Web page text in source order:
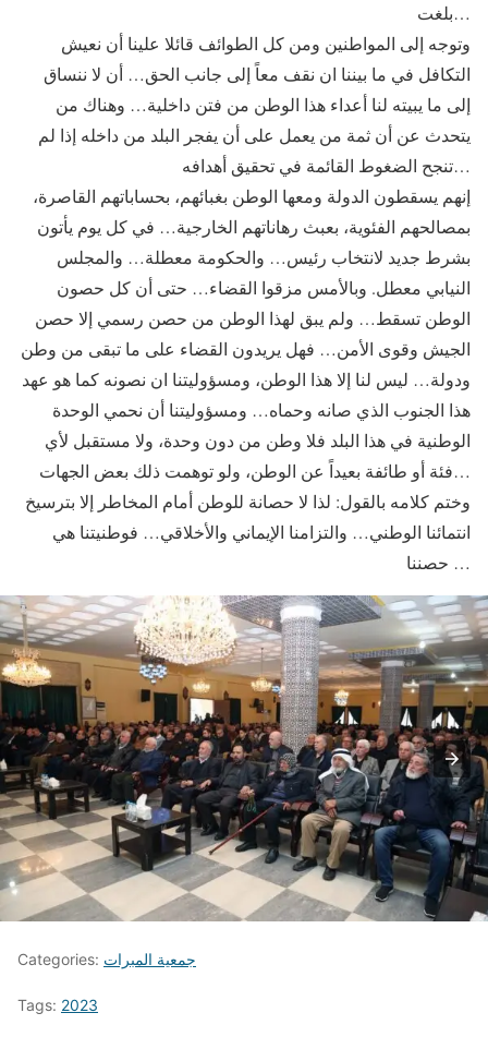
بلغت…
وتوجه إلى المواطنين ومن كل الطوائف قائلا علينا أن نعيش
التكافل في ما بيننا ان نقف معاً إلى جانب الحق… أن لا ننساق
إلى ما يبيته لنا أعداء هذا الوطن من فتن داخلية… وهناك من
يتحدث عن أن ثمة من يعمل على أن يفجر البلد من داخله إذا لم
تنجح الضغوط القائمة في تحقيق أهدافه…
إنهم يسقطون الدولة ومعها الوطن بغبائهم، بحساباتهم القاصرة،
بمصالحهم الفئوية، بعبث رهاناتهم الخارجية… في كل يوم يأتون
بشرط جديد لانتخاب رئيس… والحكومة معطلة… والمجلس
النيابي معطل. وبالأمس مزقوا القضاء… حتى أن كل حصون
الوطن تسقط… ولم يبق لهذا الوطن من حصن رسمي إلا حصن
الجيش وقوى الأمن… فهل يريدون القضاء على ما تبقى من وطن
ودولة… ليس لنا إلا هذا الوطن، ومسؤوليتنا ان نصونه كما هو عهد
هذا الجنوب الذي صانه وحماه… ومسؤوليتنا أن نحمي الوحدة
الوطنية في هذا البلد فلا وطن من دون وحدة، ولا مستقبل لأي
فئة أو طائفة بعيداً عن الوطن، ولو توهمت ذلك بعض الجهات…
وختم كلامه بالقول: لذا لا حصانة للوطن أمام المخاطر إلا بترسيخ
انتمائنا الوطني… والتزامنا الإيماني والأخلاقي… فوطنيتنا هي
حصننا …
Categories: جمعية المبرات
Tags: 2023